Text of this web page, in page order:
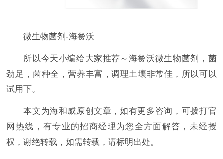
微生物菌剂-海餐沃
所以今天小编给大家推荐～海餐沃微生物菌剂，菌
劲足，菌种全，营养丰富，调理土壤非常佳，所以可以
试用下。
本文为海和威原创文章，如有更多咨询，可拨打官
网热线，有专业的招商经理为您全方面解答，未经授
权，谢绝转载，如需转载，请标明出处。